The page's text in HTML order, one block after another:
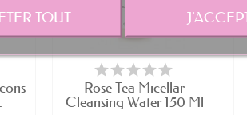
Rose Tea Micellar
Cleansing Water 150 Ml
TOUT